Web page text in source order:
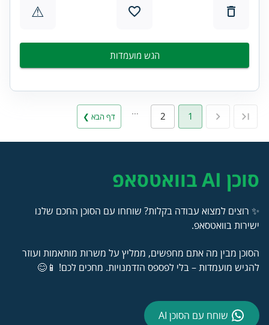
⚠
הגש מועמדות
1
2 דף הבא ❯
סוכן AI בוואטסאפ
✨ רוצים למצוא עבודה בקלות? שוחחו עם הסוכן החכם שלנו
ישירות בוואטסאפ.
הסוכן מבין מה אתם מחפשים, ממליץ על משרות מותאמות ועוזר
להגיש מועמדות – בלי לפספס הזדמנויות. מחכים לכם! 📱😊
שוחח עם הסוכן AI